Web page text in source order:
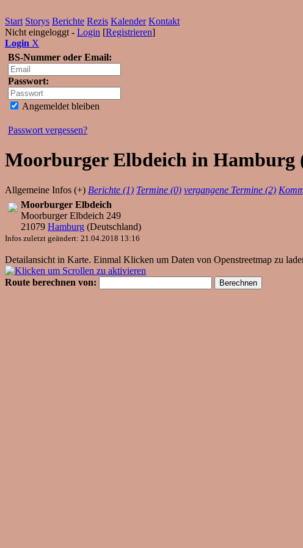
Start Storys Berichte Rezis Kalender Kontakt
Nicht eingeloggt - Login [Registrieren]
Login X
BS-Nummer oder Email:
Passwort:
Angemeldet bleiben
Passwort vergessen?
Moorburger Elbdeich in Hamburg
Allgemeine Infos (+) Berichte (1) Termine (0) vergangene Termine (2)
Moorburger Elbdeich
Moorburger Elbdeich 249
21079 Hamburg (Deutschland)
Infos zuletzt geändert: 21.04.2018 13:16
Detailansicht in Karte. Einmal Klicken um Daten von Openstreetmap zu
Route berechnen von: